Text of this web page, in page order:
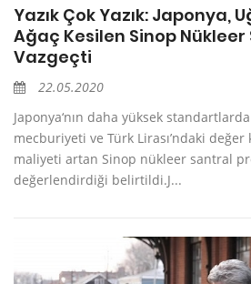
Yazık Çok Yazık: Japonya,
Ağaç Kesilen Sinop
Vazgeçti
22.05.2020
Japonya‘nın daha yüksek
mecburiyeti ve Türk Lirası’ndaki değer
maliyeti artan Sinop nükleer santral
değerlendirdiği belirtildi.J...